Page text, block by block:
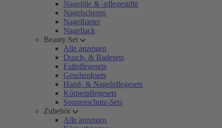
Nagelöle & -pflegestifte
Nagelscheren
Nagelhärter
Nagellack
Beauty Set
Alle anzeigen
Dusch- & Badesets
Fußpflegesets
Geschenksets
Hand- & Nagelpflegesets
Körperpflegesets
Sonnenschutz-Sets
Zubehör
Alle anzeigen